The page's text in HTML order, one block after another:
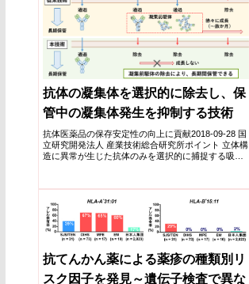
抗体の凝集体を選択的に除去し、保
管中の凝集体発生を抑制する技術
抗体医薬品の保存安定性の向上に貢献2018-09-28 国
立研究開発法人 産業技術総合研究所ポイント 立体構
造に異常が生じた抗体のみを選択的に捕捉する吸着
抗てんかん薬による薬疹の種類別リ
スク因子を発見～遺伝子検査で異な